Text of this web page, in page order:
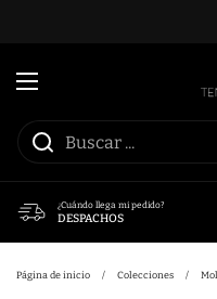
Abrir menú
¿Cuándo llega mi pedido?
DESPACHOS
Página de inicio / Colecciones /